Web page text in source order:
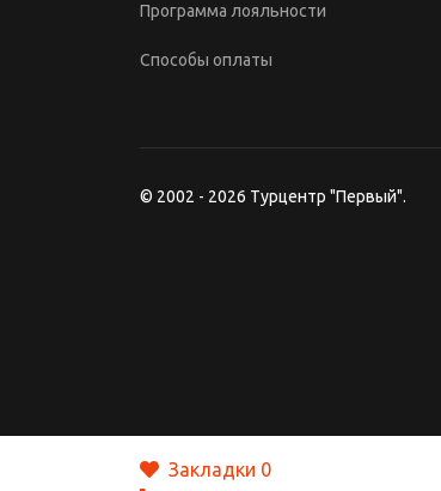
Программа лояльности
Способы оплаты
© 2002 - 2026 Турцентр "Первый".
Закладки 0